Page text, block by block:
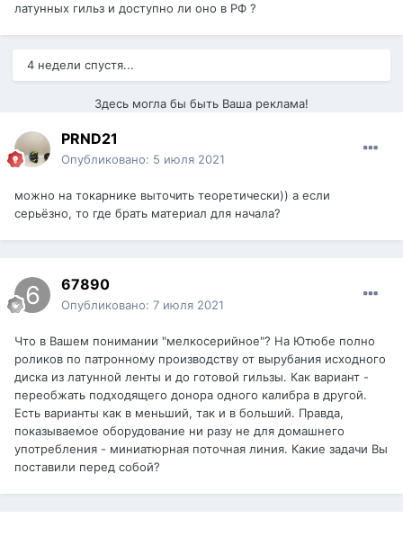
латунных гильз и доступно ли оно в РФ ?
4 недели спустя...
Здесь могла бы быть Ваша реклама!
PRND21
Опубликовано: 5 июля 2021
можно на токарнике выточить теоретически)) а если
серьёзно, то где брать материал для начала?
67890
Опубликовано: 7 июля 2021
Что в Вашем понимании "мелкосерийное"? На Ютюбе полно
роликов по патронному производству от вырубания исходного
диска из латунной ленты и до готовой гильзы. Как вариант -
переобжать подходящего донора одного калибра в другой.
Есть варианты как в меньший, так и в больший. Правда,
показываемое оборудование ни разу не для домашнего
употребления - миниатюрная поточная линия. Какие задачи Вы
поставили перед собой?